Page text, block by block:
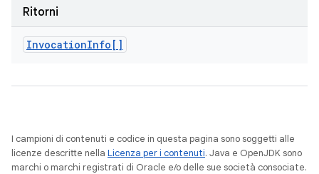
Ritorni
InvocationInfo[]
I campioni di contenuti e codice in questa pagina sono soggetti alle
licenze descritte nella Licenza per i contenuti. Java e OpenJDK sono
marchi o marchi registrati di Oracle e/o delle sue società consociate.